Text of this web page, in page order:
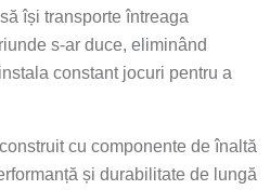
își transporte întreaga
s-ar duce, eliminând
constant jocuri pentru a
cu componente de înaltă
și durabilitate de lungă